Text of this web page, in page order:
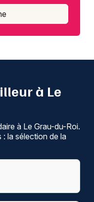
à Le
à Le Grau-du-Roi.
la sélection de la